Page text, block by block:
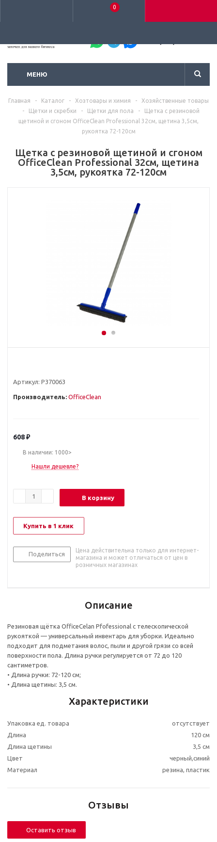
0
МЕНЮ
Главная - Каталог - Хозтовары и химия -
Хозяйственные товары
-
Щетки и скребки - Щетки для пола -
Щетка с резиновой
щетиной и сгоном OfficeClean Professional 32см, щетина 3,5см,
рукоятка 72-120см
Щетка с резиновой щетиной и сгоном
OfficeClean Professional 32см, щетина
3,5см, рукоятка 72-120см
Артикул: Р370063
Производитель: OfficeClean
608₽
В наличии: 1000>
Нашли дешевле?
В корзину
Купить в 1 клик
Поделиться
Цена действительна только для интернет-
магазина и может отличаться от цен в
розничных магазинах
Описание
Резиновая щётка OfficeCelan Pfofessional с телескопической
рукояткой — универсальный инвентарь для уборки. Идеально
подходит для подметания волос, пыли и другой грязи со всей
поверхности пола. Длина ручки регулируется от 72 до 120
сантиметров.
• Длина ручки: 72-120 см;
• Длина щетины: 3,5 см.
Характеристики
Упаковка ед. товара
отсутствует
Длина
120 см
Длина щетины
3,5 см
Цвет
черный,синий
Материал
резина, пластик
Отзывы
Оставить отзыв